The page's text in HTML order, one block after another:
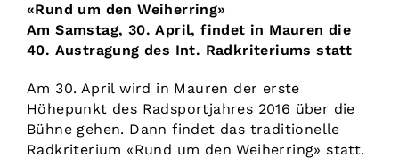
«Rund um den Weiherring»
Am Samstag, 30. April, findet in Mauren die
40. Austragung des Int. Radkriteriums statt
Am 30. April wird in Mauren der erste
Höhepunkt des Radsportjahres 2016 über die
Bühne gehen. Dann findet das traditionelle
Radkriterium «Rund um den Weiherring» statt.